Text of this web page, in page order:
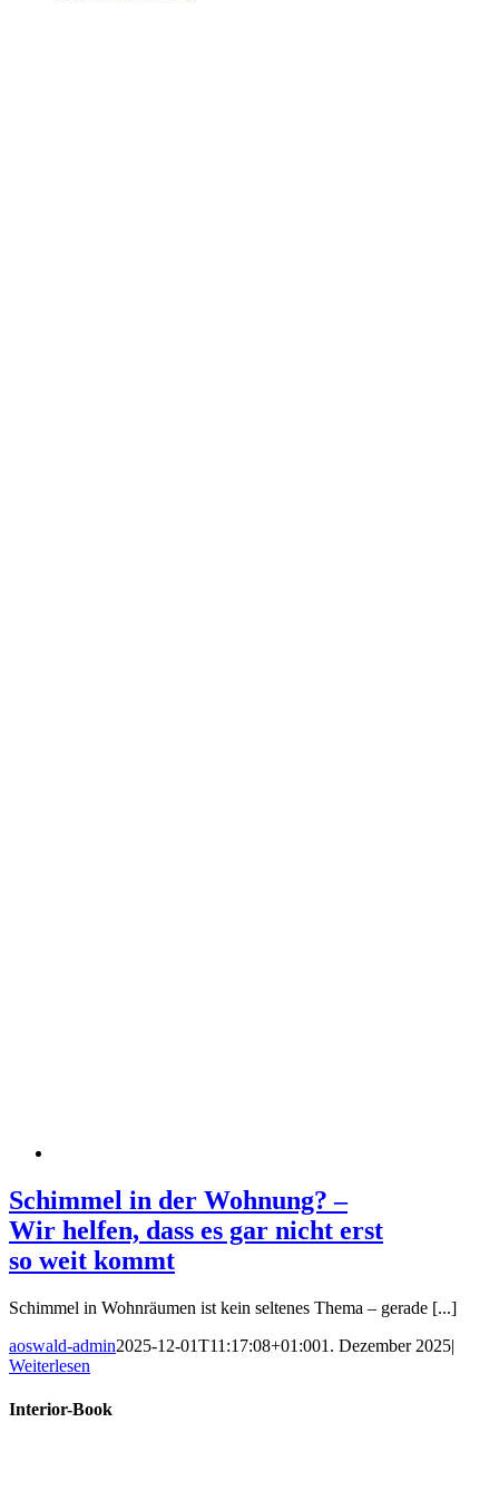
Schimmel in der Wohnung? –
Wir helfen, dass es gar nicht erst
so weit kommt
Schimmel in Wohnräumen ist kein seltenes Thema – gerade [...]
aoswald-admin2025-12-01T11:17:08+01:001. Dezember 2025|
Weiterlesen
Interior-Book